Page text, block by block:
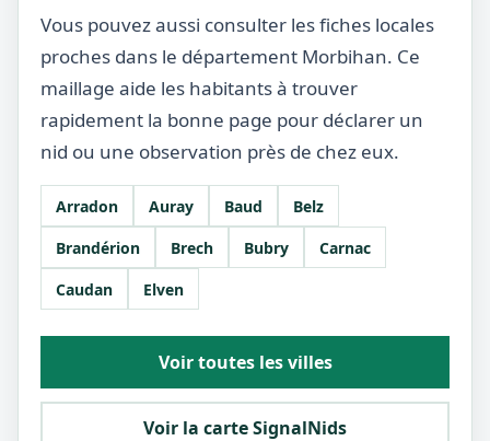
Vous pouvez aussi consulter les fiches locales
proches dans le département Morbihan. Ce
maillage aide les habitants à trouver
rapidement la bonne page pour déclarer un
nid ou une observation près de chez eux.
Arradon Auray Baud
Belz
Brandérion
Brech Bubry
Carnac
Caudan
Elven
Voir toutes les villes
Voir la carte SignalNids